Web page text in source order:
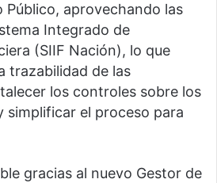
Público, aprovechando las
Integrado de
(SIIF Nación), lo que
trazabilidad de las
los controles sobre los
simplificar el proceso para
gracias al nuevo Gestor de